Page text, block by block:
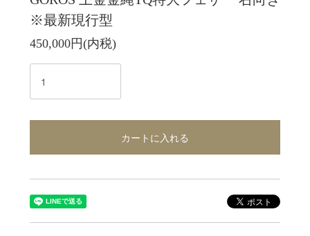
※最新現行型
450,000円(内税)
カートに入れる